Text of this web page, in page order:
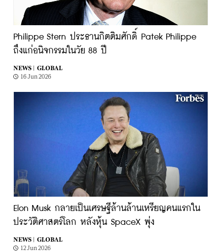
Philippe Stern ประธานกิตติมศักดิ์ Patek Philippe
ถึงแก่อนิจกรรมในวัย 88 ปี
NEWS |
GLOBAL
16 Jun 2026
Elon Musk กลายเป็นเศรษฐีล้านล้านเหรียญคนแรกใน
ประวัติศาสตร์โลก หลังหุ้น SpaceX พุ่ง
NEWS |
GLOBAL
12 Jun 2026